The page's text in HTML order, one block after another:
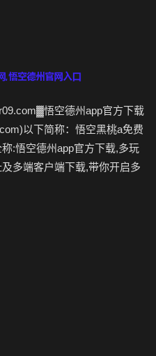
悟空德州app官方下载
以下简称：悟空黑桃a免费
:悟空德州app官方下载,多玩
多端客户端下载,带你开启多